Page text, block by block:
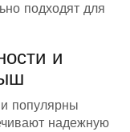
подходят для
и
популярны
надежную